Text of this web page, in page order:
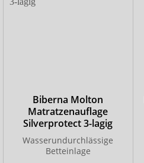
Biberna Molton
Matratzenauflage
Silverprotect 3-lagig
Wasserundurchlässige
Betteinlage